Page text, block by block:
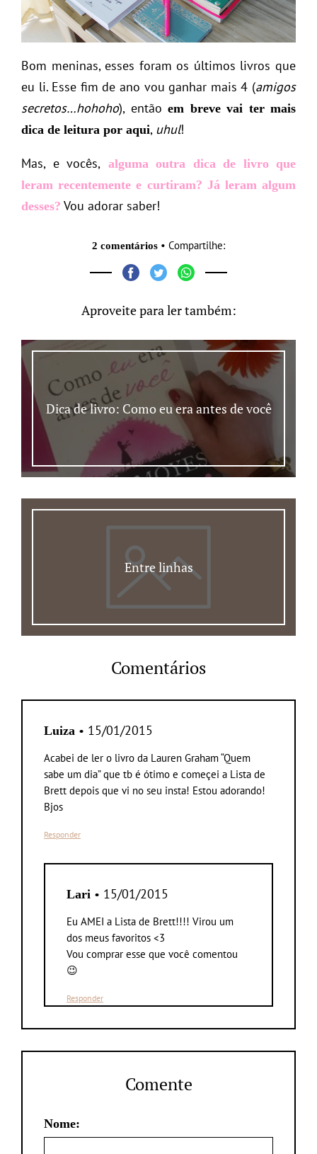
Bom meninas, esses foram os últimos livros que
eu li. Esse fim de ano vou ganhar mais 4 (amigos
secretos…hohoho), então em breve vai ter mais
dica de leitura por aqui, uhul!
Mas, e vocês, alguma outra dica de livro que
leram recentemente e curtiram? Já leram algum
desses? Vou adorar saber!
2 comentários • Compartilhe:
Aproveite para ler também:
Dica de livro: Como eu era antes de você
Entre linhas
Comentários
Luiza • 15/01/2015
Acabei de ler o livro da Lauren Graham “Quem
sabe um dia” que tb é ótimo e começei a Lista de
Brett depois que vi no seu insta! Estou adorando!
Bjos
Responder
Lari • 15/01/2015
Eu AMEI a Lista de Brett!!!! Virou um
dos meus favoritos <3
Vou comprar esse que você comentou
😉
Responder
Comente
Nome: